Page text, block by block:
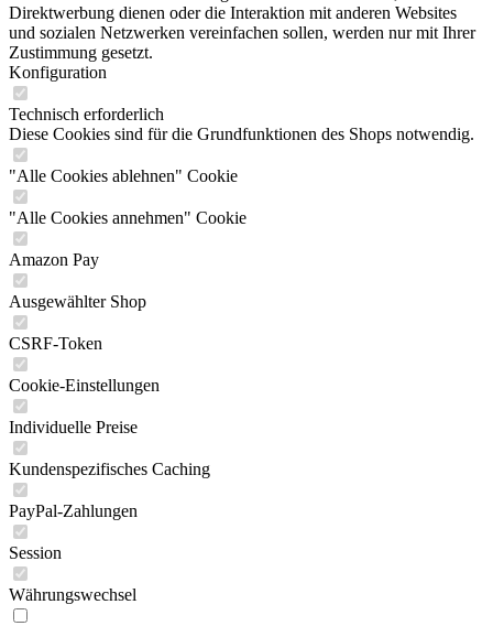
Direktwerbung dienen oder die Interaktion mit anderen Websites
und sozialen Netzwerken vereinfachen sollen, werden nur mit Ihrer
Zustimmung gesetzt.
Konfiguration
Technisch erforderlich
Diese Cookies sind für die Grundfunktionen des Shops notwendig.
"Alle Cookies ablehnen" Cookie
"Alle Cookies annehmen" Cookie
Amazon Pay
Ausgewählter Shop
CSRF-Token
Cookie-Einstellungen
Individuelle Preise
Kundenspezifisches Caching
PayPal-Zahlungen
Session
Währungswechsel